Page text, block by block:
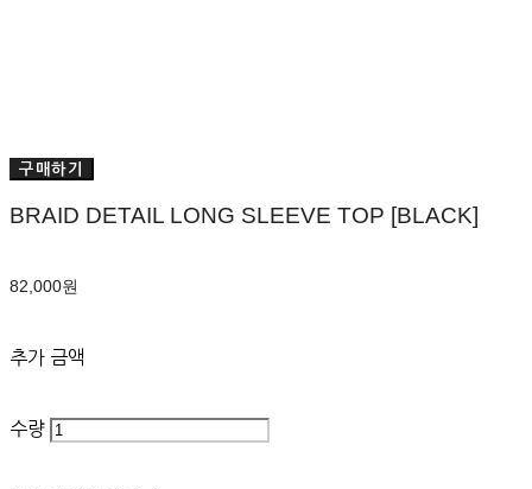
구매하기
BRAID DETAIL LONG SLEEVE TOP [BLACK]
82,000원
추가 금액
수량